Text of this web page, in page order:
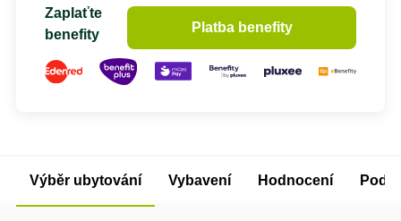
Zaplaťte
benefity
Platba benefity
Výběr ubytování Vybavení Hodnocení